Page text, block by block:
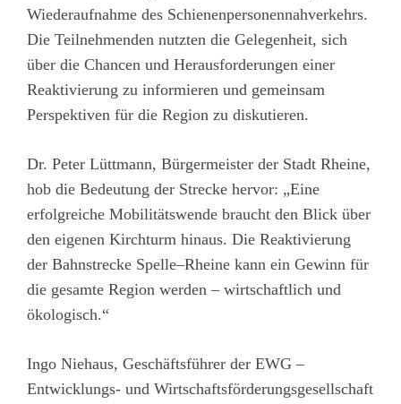
Wiederaufnahme des Schienenpersonennahverkehrs.
Die Teilnehmenden nutzten die Gelegenheit, sich
über die Chancen und Herausforderungen einer
Reaktivierung zu informieren und gemeinsam
Perspektiven für die Region zu diskutieren.
Dr. Peter Lüttmann, Bürgermeister der Stadt Rheine,
hob die Bedeutung der Strecke hervor: „Eine
erfolgreiche Mobilitätswende braucht den Blick über
den eigenen Kirchturm hinaus. Die Reaktivierung
der Bahnstrecke Spelle–Rheine kann ein Gewinn für
die gesamte Region werden – wirtschaftlich und
ökologisch.“
Ingo Niehaus, Geschäftsführer der EWG –
Entwicklungs- und Wirtschaftsförderungsgesellschaft